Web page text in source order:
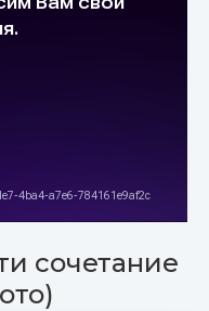
сочетание